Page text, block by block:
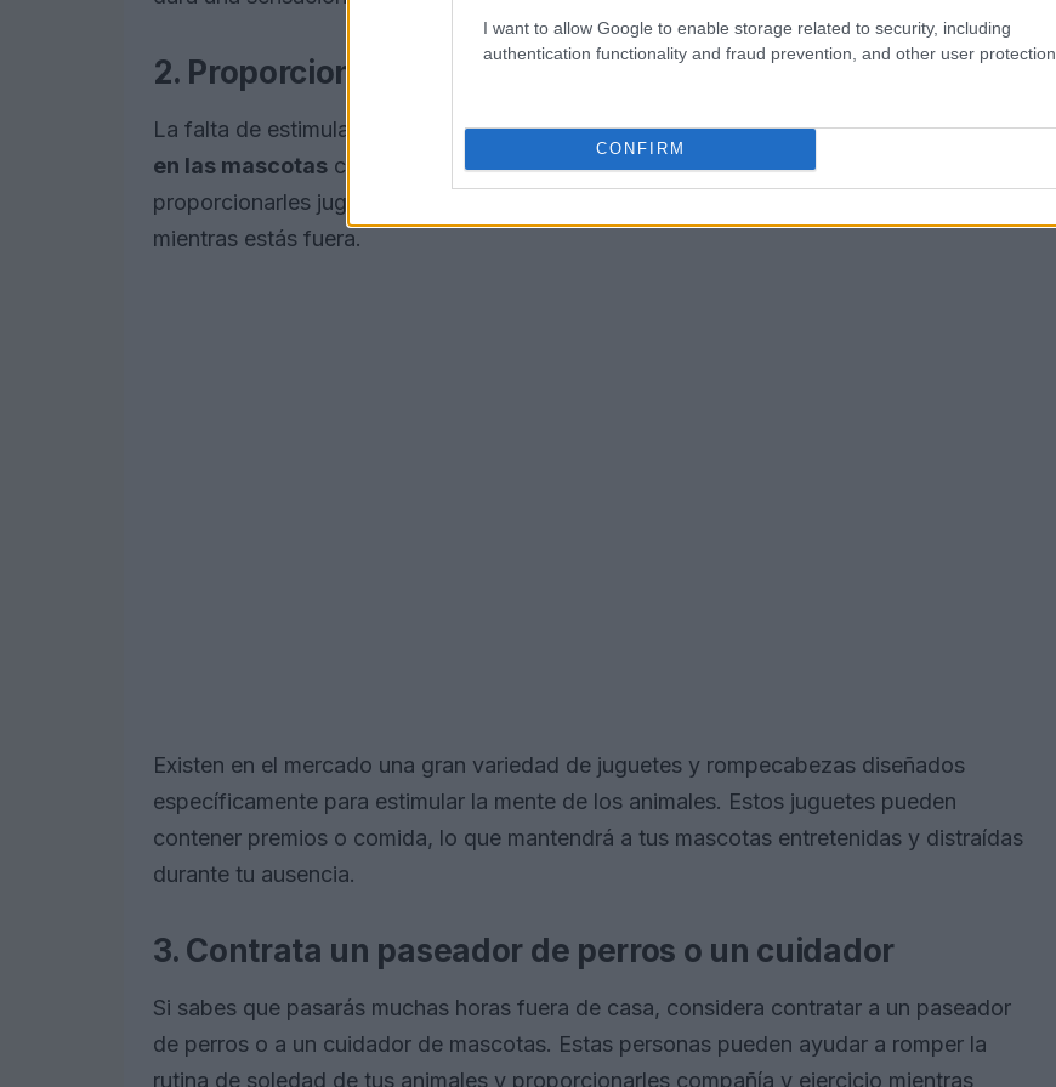
I want to allow Google to enable storage related to security, including
authentication functionality and fraud prevention, and other user protection.
CONFIRM
2. Proporciona estímulos mentales
La falta de estimulación mental puede ser una de lasprincipales causas de ansiedad
en las mascotas cuando se quedan solas en casa. Para evitar esto, asegúrate de
proporcionarles juguetes interactivos y actividades que los mantengan ocupados
mientras estás fuera.
Existen en el mercado una gran variedad de juguetes y rompecabezas diseñados
específicamente para estimular la mente de los animales. Estos juguetes pueden
contener premios o comida, lo que mantendrá a tus mascotas entretenidas y distraídas
durante tu ausencia.
3. Contrata un paseador de perros o un cuidador
Si sabes que pasarás muchas horas fuera de casa, considera contratar a un paseador
de perros o a un cuidador de mascotas. Estas personas pueden ayudar a romper la
rutina de soledad de tus animales y proporcionarles compañía y ejercicio mientras